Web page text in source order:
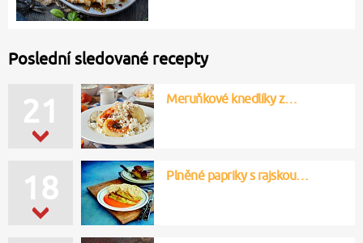
Poslední sledované recepty
21 Meruňkové knedlíky z…
18 Plněné papriky s rajskou…